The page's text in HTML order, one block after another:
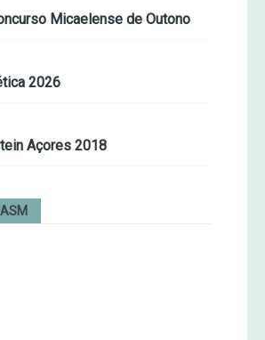
Micaelense de Outono
2026
Açores 2018